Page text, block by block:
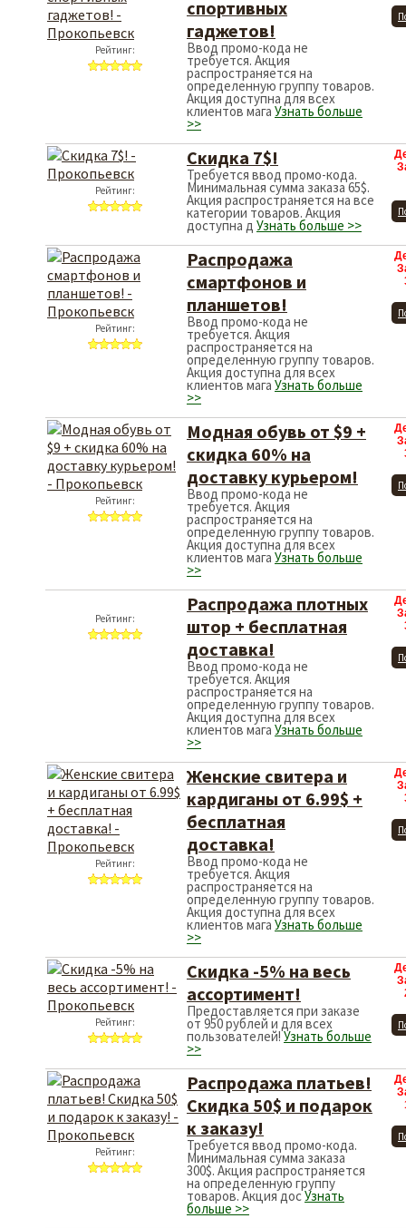
Рейтинг:
спортивных
гаджетов!
Ввод промо-кода не
требуется. Акция
распространяется на
определенную группу товаров.
Акция доступна для всех
клиентов мага Узнать больше
>>
Рейтинг:
Скидка 7$!
Требуется ввод промо-кода.
Минимальная сумма заказа 65$.
Акция распространяется на все
категории товаров. Акция
доступна д Узнать больше >>
Рейтинг:
Распродажа
смартфонов и
планшетов!
Ввод промо-кода не
требуется. Акция
распространяется на
определенную группу товаров.
Акция доступна для всех
клиентов мага Узнать больше
>>
Рейтинг:
Модная обувь от $9 +
скидка 60% на
доставку курьером!
Ввод промо-кода не
требуется. Акция
распространяется на
определенную группу товаров.
Акция доступна для всех
клиентов мага Узнать больше
>>
Рейтинг:
Распродажа плотных
штор + бесплатная
доставка!
Ввод промо-кода не
требуется. Акция
распространяется на
определенную группу товаров.
Акция доступна для всех
клиентов мага Узнать больше
>>
Рейтинг:
Женские свитера и
кардиганы от 6.99$ +
бесплатная
доставка!
Ввод промо-кода не
требуется. Акция
распространяется на
определенную группу товаров.
Акция доступна для всех
клиентов мага Узнать больше
>>
Рейтинг:
Скидка -5% на весь
ассортимент!
Предоставляется при заказе
от 950 рублей и для всех
пользователей!Узнать больше
>>
Рейтинг:
Распродажа платьев!
Скидка 50$ и подарок
к заказу!
Требуется ввод промо-кода.
Минимальная сумма заказа
300$. Акция распространяется
на определенную группу
товаров. Акция досУзнать
больше >>